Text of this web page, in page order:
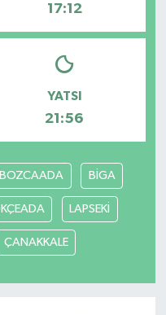
17:12
YATSI
21:56
BOZCAADA BİGA
LAPSEKİ
ÇANAKKALE